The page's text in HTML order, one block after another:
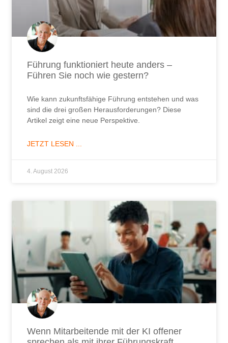
Führung funktioniert heute anders –
Führen Sie noch wie gestern?
Wie kann zukunftsfähige Führung entstehen und was
sind die drei großen Herausforderungen? Diese
Artikel zeigt eine neue Perspektive.
JETZT LESEN ...
4. August 2026
Wenn Mitarbeitende mit der KI offener